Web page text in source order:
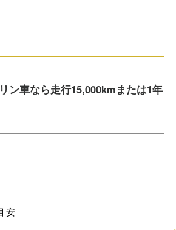
ン車なら走行15,000kmまたは1年
安